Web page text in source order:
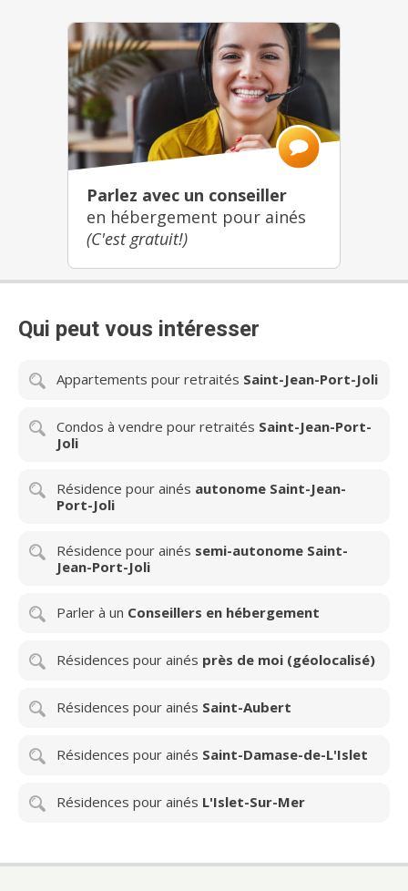
Parlez avec un conseiller
en hébergement pour ainés
(C'est gratuit!)
Qui peut vous intéresser
Appartements pour retraités Saint-Jean-Port-Joli
Condos à vendre pour retraités Saint-Jean-Port-
Joli
Résidence pour ainés autonome Saint-Jean-
Port-Joli
Résidence pour ainés semi-autonome Saint-
Jean-Port-Joli
Parler à un Conseillers en hébergement
Résidences pour ainés près de moi (géolocalisé)
Résidences pour ainés Saint-Aubert
Résidences pour ainés Saint-Damase-de-L'Islet
Résidences pour ainés L'Islet-Sur-Mer